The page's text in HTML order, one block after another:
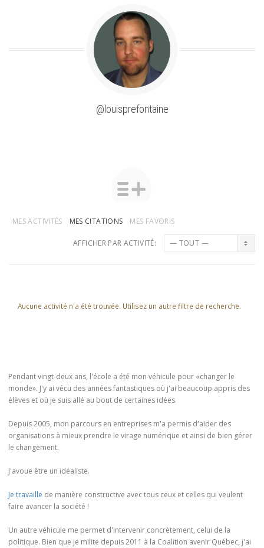
@louisprefontaine
MES ACTIVITÉS MES CITATIONS MES FAVORIS
AFFICHER PAR ACTIVITÉ:
Aucune activité n'a été trouvée. Utilisez un autre filtre de recherche.
Pendant vingt-deux ans, l'école a été mon véhicule pour «changer le
monde». J'y ai vécu des années fantastiques où j'ai beaucoup appris des
élèves et où je suis allé au bout de certaines idées.
Depuis 2005, mon parcours en entreprises m'a permis d'aider des
organisations à mieux prendre le virage numérique et ainsi de bien gérer
le changement.
J'avoue être un idéaliste.
Je travaille de manière constructive avec tous ceux et celles qui veulent
faire avancer la société !
Un autre véhicule me permet d'intervenir concrètement, celui de la
politique. Bien que je milite depuis 2011 à la Coalition avenir Québec, j'ai